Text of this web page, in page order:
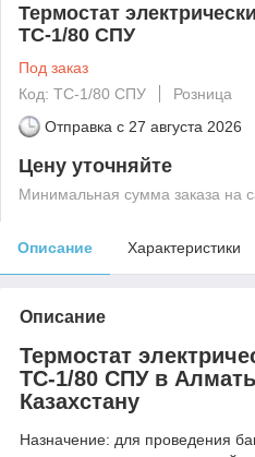
Термостат
ТС-1/80 СПУ
Под заказ
Код: ТС-1/80 СПУ
Розница
Отправка с 27 августа 2026
Цену уточняйте
Минимальная сумма заказа на
Описание Характеристики
Описание
Термостат
ТС-1/80 СПУ в
Казахстану
Назначение: для проведения